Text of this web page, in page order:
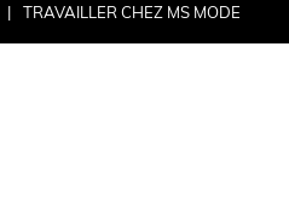
TRAVAILLER CHEZ MS MODE